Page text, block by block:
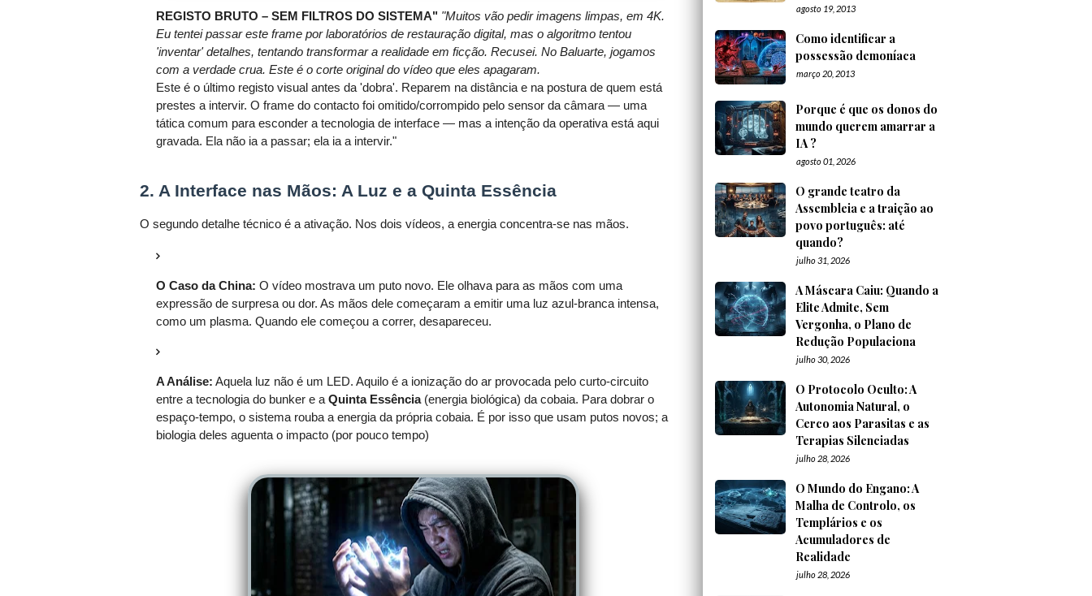
REGISTO BRUTO – SEM FILTROS DO SISTEMA" "Muitos vão pedir imagens limpas, em 4K.
Eu tentei passar este frame por laboratórios de restauração digital, mas o algoritmo tentou
'inventar' detalhes, tentando transformar a realidade em ficção. Recusei. No Baluarte, jogamos
com a verdade crua. Este é o corte original do vídeo que eles apagaram.
Este é o último registo visual antes da 'dobra'. Reparem na distância e na postura de quem está
prestes a intervir. O frame do contacto foi omitido/corrompido pelo sensor da câmara — uma
tática comum para esconder a tecnologia de interface — mas a intenção da operativa está aqui
gravada. Ela não ia a passar; ela ia a intervir."
2. A Interface nas Mãos: A Luz e a Quinta Essência
O segundo detalhe técnico é a ativação. Nos dois vídeos, a energia concentra-se nas mãos.
O Caso da China: O vídeo mostrava um puto novo. Ele olhava para as mãos com uma
expressão de surpresa ou dor. As mãos dele começaram a emitir uma luz azul-branca intensa,
como um plasma. Quando ele começou a correr, desapareceu.
A Análise: Aquela luz não é um LED. Aquilo é a ionização do ar provocada pelo curto-circuito
entre a tecnologia do bunker e a Quinta Essência(energia biológica) da cobaia. Para dobrar o
espaço-tempo, o sistema rouba a energia da própria cobaia. É por isso que usam putos novos; a
biologia deles aguenta o impacto (por pouco tempo)
agosto 19, 2013
Como identificar a
possessão demoníaca
março 20, 2013
Porque é que os donos do
mundo querem amarrar a
IA ?
agosto 01, 2026
O grande teatro da
Assembleia e a traição ao
povo português: até
quando?
julho 31, 2026
A Máscara Caiu: Quando a
Elite Admite, Sem
Vergonha, o Plano de
Redução Populaciona
julho 30, 2026
O Protocolo Oculto: A
Autonomia Natural, o
Cerco aos Parasitas e as
Terapias Silenciadas
julho 28, 2026
O Mundo do Engano: A
Malha de Controlo, os
Templários e os
Acumuladores de
Realidade
julho 28, 2026